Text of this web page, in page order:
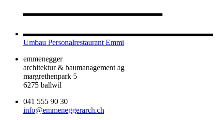
Umbau Personalrestaurant Emmi
emmenegger
architektur & baumanagement ag
margrethenpark 5
6275 ballwil
041 555 90 30
info@emmeneggerarch.ch